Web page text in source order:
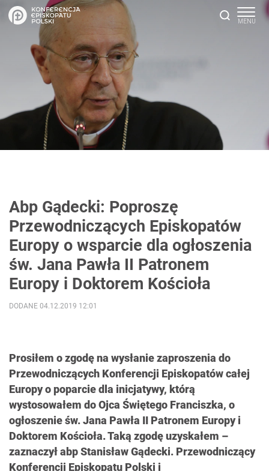
Abp Gądecki: Poproszę
Przewodniczących Episkopatów
Europy o wsparcie dla ogłoszenia
św. Jana Pawła II Patronem
Europy i Doktorem Kościoła
Prosiłem o zgodę na wysłanie zaproszenia do
Przewodniczących Konferencji Episkopatów całej
Europy o poparcie dla inicjatywy, którą
wystosowałem do Ojca Świętego Franciszka, o
ogłoszenie św. Jana Pawła II Patronem Europy i
Doktorem Kościoła. Taką zgodę uzyskałem –
zaznaczył abp Stanisław Gądecki. Przewodniczący
Konferencji Episkopatu Polski i
DODANE 04.12.2019 12:01